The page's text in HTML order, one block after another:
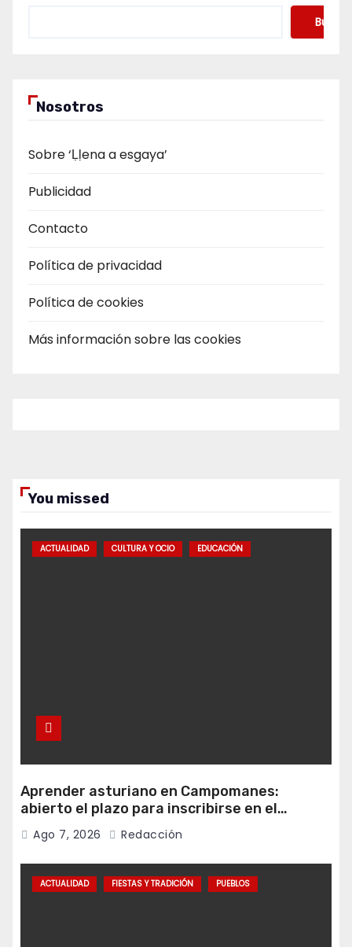
Buscar
Nosotros
Sobre ‘Ḷḷena a esgaya’
Publicidad
Contacto
Política de privacidad
Política de cookies
Más información sobre las cookies
You missed
ACTUALIDAD CULTURA Y OCIO EDUCACIÓN
Aprender asturiano en Campomanes:
abierto el plazo para inscribirse en el
programa Falamos
Ago 7, 2026 Redacción
ACTUALIDAD FIESTAS Y TRADICIÓN PUEBLOS